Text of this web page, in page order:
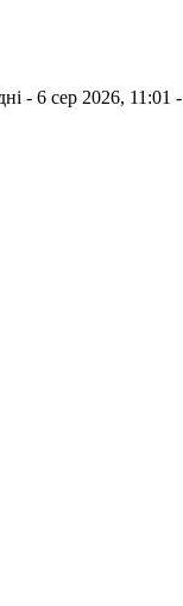
- 6 сер 2026, 11:01 -